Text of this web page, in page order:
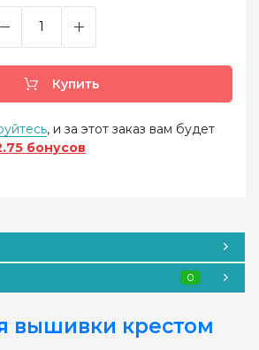
Купить
, и за этот заказ вам будет
бонусов
0
вышивки крестом